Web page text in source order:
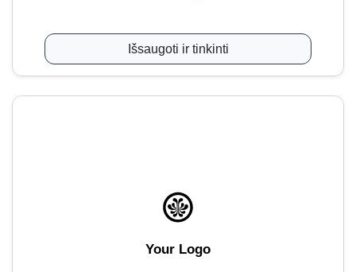
Išsaugoti ir tinkinti
Your Logo